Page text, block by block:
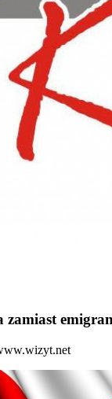
zamiast